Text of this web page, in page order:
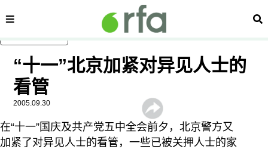
内容分类 搜
“十一”北京加紧对异见人士的
看管
2005.09.30
在“十一”国庆及共产党五中全会前夕，北京警方又
加紧了对异见人士的看管，一些已被关押人士的家